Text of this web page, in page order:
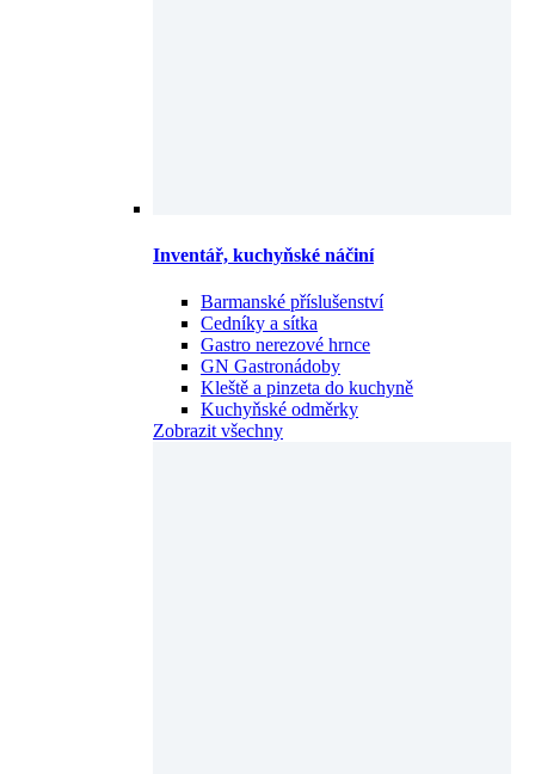
Inventář, kuchyňské náčiní
Barmanské příslušenství
Cedníky a sítka
Gastro nerezové hrnce
GN Gastronádoby
Kleště a pinzeta do kuchyně
Kuchyňské odměrky
Zobrazit všechny